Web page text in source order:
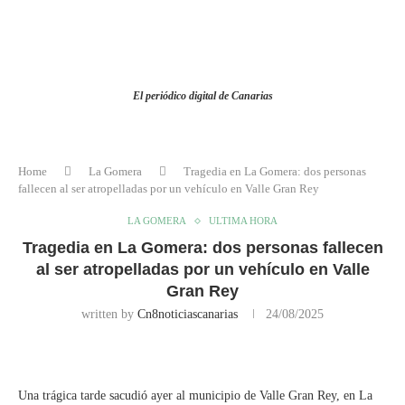
El periódico digital de Canarias
Home La Gomera
Tragedia en La Gomera: dos personas
fallecen al ser atropelladas por un vehículo en Valle Gran Rey
LA GOMERA ULTIMA HORA
Tragedia en La Gomera: dos personas fallecen
al ser atropelladas por un vehículo en Valle
Gran Rey
written by Cn8noticiascanarias 24/08/2025
Una trágica tarde sacudió ayer al municipio de Valle Gran Rey, en La